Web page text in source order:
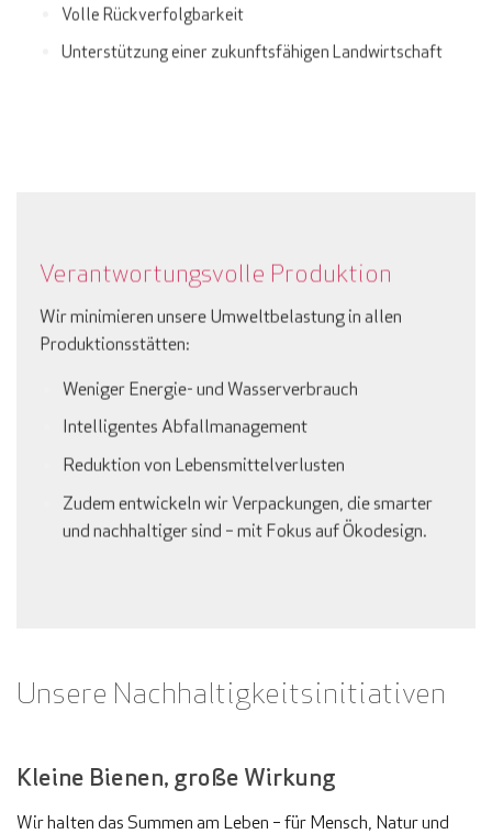
Volle Rückverfolgbarkeit
Unterstützung einer zukunftsfähigen Landwirtschaft
Verantwortungsvolle Produktion
Wir minimieren unsere Umweltbelastung in allen
Produktionsstätten:
Weniger Energie- und Wasserverbrauch
Intelligentes Abfallmanagement
Reduktion von Lebensmittelverlusten
Zudem entwickeln wir Verpackungen, die smarter
und nachhaltiger sind – mit Fokus auf Ökodesign.
Unsere Nachhaltigkeitsinitiativen
Kleine Bienen, große Wirkung
Wir halten das Summen am Leben – für Mensch, Natur und